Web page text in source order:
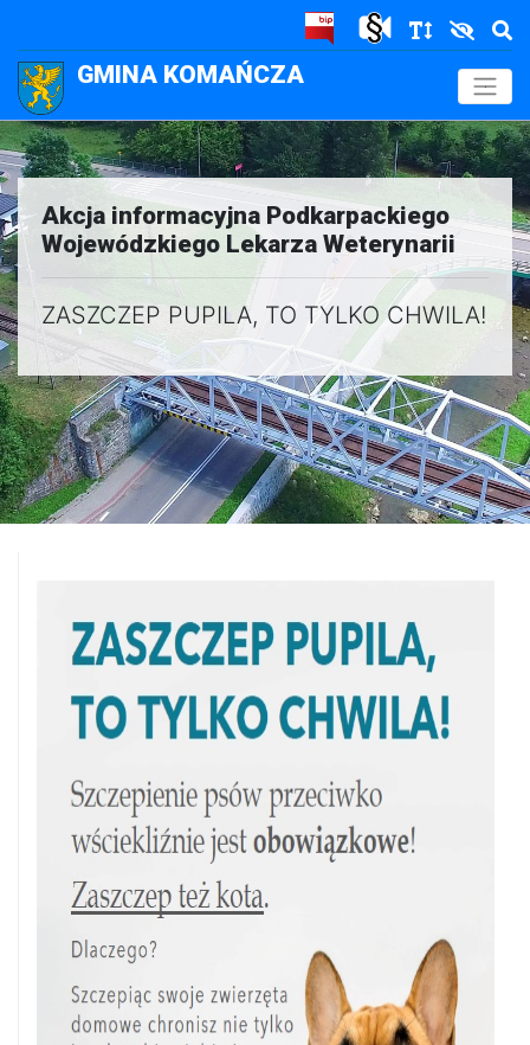
GMINA KOMAŃCZA .
Akcja informacyjna Podkarpackiego
Wojewódzkiego Lekarza Weterynarii
ZASZCZEP PUPILA, TO TYLKO CHWILA!